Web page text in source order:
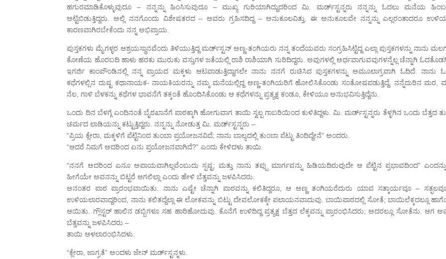
ಹಗುರಮಾಡಿಕೊಳ್ಳುವುದೂ – ನನ್ನನ್ನು ಹಿಂಸಿಸುವುದೂ – ಮುಖ್ಯ ಗುರಿಯಾಗಿದ್ದುದರಿಂದ ಮಿ. ಮರ್ಡ್‌ಸ್ಟನ್ನರು ನನ್ನನ್ನು ಓದಲು ಮನೆಯ
ಅಟ್ಟಿಬಿಡುತ್ತಿದ್ದರು. ಅಲ್ಲಿ ನನಗೊಂದು ವಿಶೇಷತರದ – ಅವರು ಗ್ರಹಿಸದಿದ್ದ – ಅನುಕೂಲವಿತ್ತು. ಈ ಅನುಕೂಲವೇ ನನ್ನನ್ನು ಎಲ್ಲರಂತಾದರೂ
ಕಾರಣವಾಗಿರಬೇಕೆಂದು ನನ್ನ ಅಭಿಪ್ರಾಯ.
ಪುಸ್ತಕಗಳು ಮೈಗಳ್ಳರ ಆಶ್ರಯಸ್ಥಾನವೆಂದು ತಿಳಿಯುತ್ತಿದ್ದ ಮರ್ಡ್‍ಸ್ಟನ್ ಅಣ್ಣ-ತಂಗಿಯರು ನನ್ನ ತಂದೆಯವರು ಸಂಗ್ರಹಿಸಿಟ್ಟಿದ್ದ ಎಲ್ಲಾ ಪುಸ್ತಕಗಳನ್ನು ನಾನು
ಕೋಣೆಯ ಹೊರಬದಿ ಹಾಳು ಹರಕು ಮುರುಕು ವಸ್ತುಗಳ ಜತೆಯಲ್ಲಿ ರಾಶಿ ರಾಶಿಯಾಗಿ ಸುರಿದಿದ್ದರು. ಅವುಗಳಲ್ಲಿ ಅರ್ಥವಾಗುವವುಗಳನ್ನೆಲ್ಲ ಚೆನ್ನಾಗಿ
ಇಗರ್ಜಿ ಕಾಂಪೌಂಡಿನಲ್ಲಿ ನನ್ನ ಪ್ರಾಯದ ಮಕ್ಕಳು ಆಟವಾಡುತ್ತಿದ್ದಾಗಲೇ ನಾನು ನನಗೆ ರುಚಿಸಿದ ಪುಸ್ತಕಗಳನ್ನು ಅಮೂಲಾಗ್ರವಾಗಿ ಓದಿದೆ. ನಾನು
ಕಥೆಗಳಲ್ಲಿನ ದುಷ್ಟ ಕಥಾನಾಯಕ- ನಾಯಕಿಯರನ್ನು ನಮ್ಮ ಮನೆಯಲ್ಲಿದ್ದ ಅಣ್ಣ-ತಂಗಿಯರಿಗೆ ಹೋಲಿಸಿಕೊಂಡು ಸಂತೋಷಪಡುತ್ತಿದ್ದೆ. ನನ್ನೆದುರಿನ ಮರ,
ನೆಲ, ಗಾಳಿ ಬೆಳಕನ್ನು ಕಥೆಗಳ ಭಾವನೆಗೆ ತಕ್ಕಂತೆ ಹೊಂದಿಸಿಕೊಂಡು ಆ ಕಥೆಗಳನ್ನು ಪ್ರತ್ಯಕ್ಷ ಕಂಡೂ, ಕೇಳಿಯೂ ಅನುಭವಿಸುತ್ತಿದ್ದೆನು.
ಒಂದು ದಿನ ಬೆಳಗ್ಗೆ ಎಂದಿನಂತೆ ಬೈಠಖಾನೆಗೆ ಪಾಠಕ್ಕಾಗಿ ಹೋಗುವಾಗ ತಾಯಿ ಸ್ವಲ್ಪ ಗಾಬರಿಯಿಂದ ಕುಳಿತಿದ್ದಳು. ಮಿ. ಮರ್ಡ್‍ಸ್ಟನ್ನರು ತೆಳ್ಳಗಿನ ಒಂದು ಬೆತ್ತದ
ಚರ್ಮದ ಲಾಡಿಯನ್ನು ಕಟ್ಟುತ್ತಿದ್ದರು. ನನ್ನನ್ನು ನೋಡುತ್ತ ಮಿ. ಮರ್ಡ್‍ಸ್ಟನ್ನರು –
“ಪ್ರಿಯ ಕ್ಲೇರಾ, ಮಕ್ಕಳಿಗೆ ಪೆಟ್ಟಿನಿಂದ ತುಂಬಾ ಪ್ರಯೋಜನವಿದೆ; ನಾನು ಬಾಲ್ಯದಲ್ಲಿ ತುಂಬಾ ಪೆಟ್ಟು ತಿಂದಿದ್ದೇನೆ” ಅಂದರು.
“ಆದರೆ ನಿಮಗೆ ಅದರಿಂದ ಏನು ಪ್ರಯೋಜನವಾಗಿದೆ?” ಎಂದು ಕೇಳಿದಳು ತಾಯಿ.
“ನನಗೆ ಅದರಿಂದ ಏನೂ ಅಪಾಯವಾಗಿಲ್ಲವೆಂಬುದು ಸ್ಪಷ್ಟ; ಮತ್ತು ನಾನು ತಪ್ಪು ಮಾರ್ಗವನ್ನು ಹಿಡಿಯದಿರುವುದೇ ಆ ಪೆಟ್ಟಿನ ಪ್ರಭಾವದಿಂದ”
ಹೀಗೆಯೇ ಅವನನ್ನು ಬಿಟ್ಟರೆ ಆಗಲಿಲ್ಲಾ ಎಂದು ಹೇಳಿ ಬೆತ್ತವನ್ನು ಜಳಪಿಸಿದರು.
ಅನಂತರ ಪಾಠ ಪ್ರಾರಂಭವಾಯಿತು. ನಾನು ಎಷ್ಟೇ ಚೆನ್ನಾಗಿ ಪಾಠವನ್ನು ಕಲಿತಿದ್ದರೂ, ಆ ಅಣ್ಣ ತಂಗಿಯರೆದುರು ಯಾವ ಸತ್ಕಾರ್ಯವೂ –
ಉಳಿಯಲಾರವಾದ್ದರಿಂದ, ನಾನು ಕಲಿತದ್ದೆಲ್ಲಾ ಈ ಲೋಕವನ್ನು ಬಿಟ್ಟು ದೇವಲೋಕಕ್ಕೇ ಪಲಾಯನವಾದುವು. ಬಾಯಿಪಾಠದಲ್ಲಿ ಸೋತೆ; ಬಾಯಿಲೆಕ್ಕದಲ್ಲೂ
ಆಯಿತು. ಗ್ಲೌಸ್ಟರ್ ಹಾಲಿನ ಡಬ್ಬಿಗಳೂ ಸಹ ಹಾರಿಹೋದುವು. ಕೊನೆಗೆ ಉಳಿದಿದ್ದ ಪ್ರತ್ಯಕ್ಷ ಬೆತ್ತದ ಲೆಕ್ಕವನ್ನು ಪ್ರಾರಂಭಿಸಿದರು; ಅದರಲ್ಲೂ ಸೋತೆನು. ಆಗ
ಬೆತ್ತವನ್ನು ಜಳಪಿಸಿದರು –
ತಾಯಿ ಅಳಲಾರಂಭಿಸಿದಳು.
“ಕ್ಲೇರಾ, ಜಾಗ್ರತೆ” ಅಂದಳು ಜೇನ್ ಮರ್ಡ್‍ಸ್ಟನ್ನಳು.